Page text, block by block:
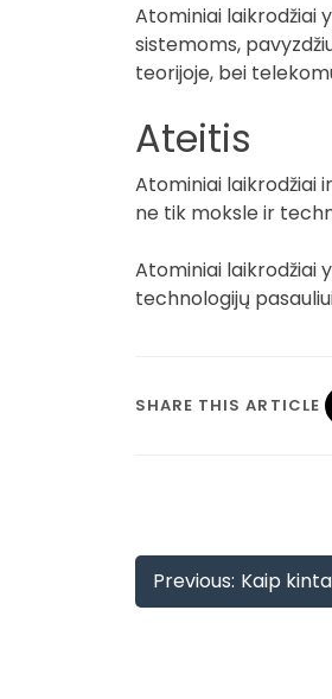
Atominiai laikrodžiai
sistemoms,
teorijoje, bei
Ateitis
Atominiai laikrodžiai
ne tik moksle ir
Atominiai laikrodžiai
technologijų
SHARE THIS ARTICLE
Navigacija
tarp
Previous: Kaip